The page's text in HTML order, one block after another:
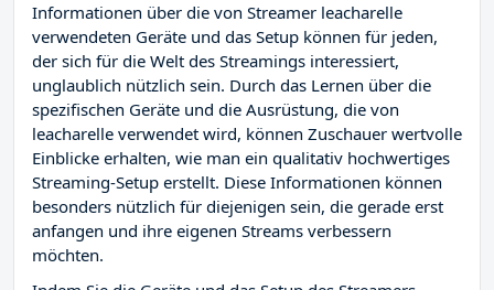
Informationen über die von Streamer leacharelle
verwendeten Geräte und das Setup können für jeden,
der sich für die Welt des Streamings interessiert,
unglaublich nützlich sein. Durch das Lernen über die
spezifischen Geräte und die Ausrüstung, die von
leacharelle verwendet wird, können Zuschauer wertvolle
Einblicke erhalten, wie man ein qualitativ hochwertiges
Streaming-Setup erstellt. Diese Informationen können
besonders nützlich für diejenigen sein, die gerade erst
anfangen und ihre eigenen Streams verbessern
möchten.